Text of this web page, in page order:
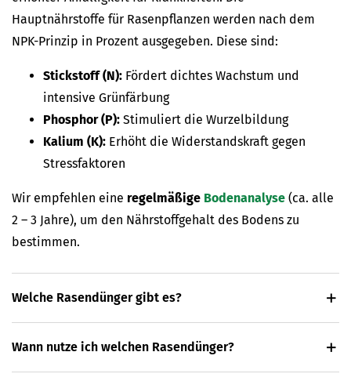
Hauptnährstoffe für Rasenpflanzen werden nach dem
NPK-Prinzip in Prozent ausgegeben. Diese sind:
Stickstoff (N): Fördert dichtes Wachstum und
intensive Grünfärbung
Phosphor (P): Stimuliert die Wurzelbildung
Kalium (K): Erhöht die Widerstandskraft gegen
Stressfaktoren
Wir empfehlen eine regelmäßige Bodenanalyse (ca. alle
2 – 3 Jahre), um den Nährstoffgehalt des Bodens zu
bestimmen.
Welche Rasendünger gibt es?
Wann nutze ich welchen Rasendünger?